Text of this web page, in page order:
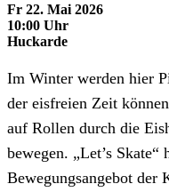
Fr 22. Mai 2026
10:00 Uhr
Huckarde
Im Winter werden hier
der eisfreien Zeit
auf Rollen durch die
bewegen. „Let’s Skate“
Bewegungsangebot der